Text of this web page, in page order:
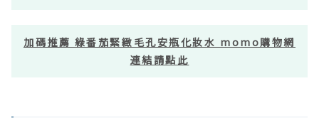
加碼推薦 綠番茄緊緻毛孔安瓶化妝水 momo購物網
連結請點此